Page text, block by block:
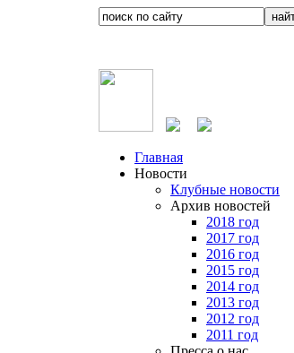
Главная
Новости
Клубные новости
Архив новостей
2018 год
2017 год
2016 год
2015 год
2014 год
2013 год
2012 год
2011 год